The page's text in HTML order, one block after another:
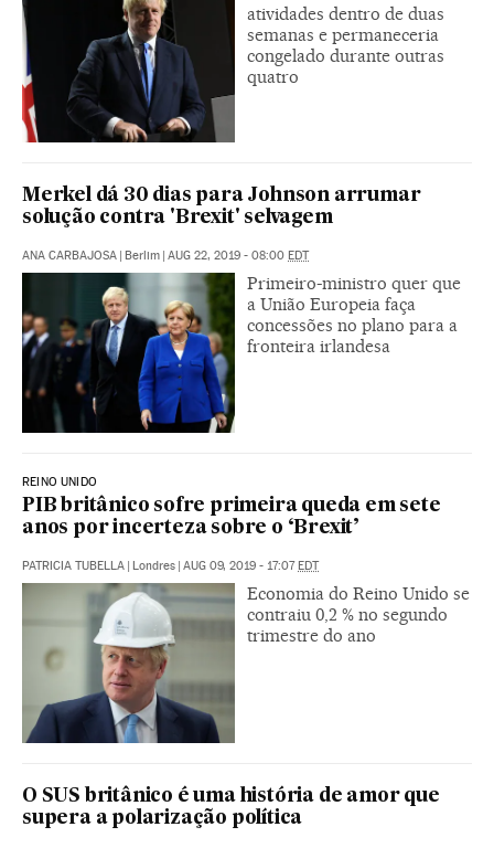
atividades dentro de duas
semanas e permaneceria
congelado durante outras
quatro
Merkel dá 30 dias para Johnson arrumar
solução contra 'Brexit' selvagem
ANA CARBAJOSA Berlim AUG 22, 2019 - 08:00 EDT
Primeiro-ministro quer que
a União Europeia faça
concessões no plano para a
fronteira irlandesa
REINO UNIDO
PIB britânico sofre primeira queda em sete
anos por incerteza sobre o ‘Brexit’
PATRICIA TUBELLA Londres AUG 09, 2019 - 17:07 EDT
Economia do Reino Unido se
contraiu 0,2 % no segundo
trimestre do ano
O SUS britânico é uma história de amor que
supera a polarização política